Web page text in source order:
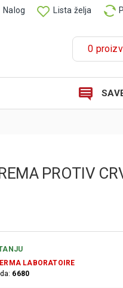
Nalog Lista želja
0
PROTIV
LABORATOIRE
6680